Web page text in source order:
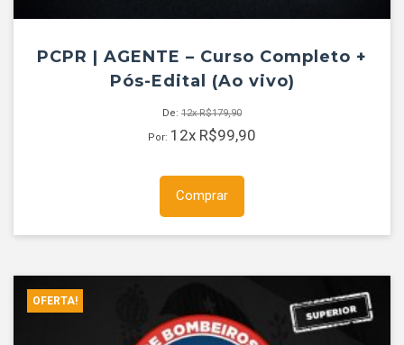
PCPR | AGENTE – Curso Completo +
Pós-Edital (Ao vivo)
De: 12xR$179,90
Por: 12x R$99,90
Comprar
OFERTA!